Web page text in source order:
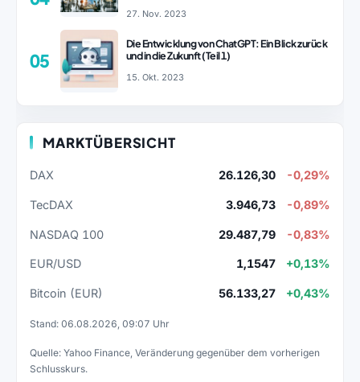
27. Nov. 2023
05
Die Entwicklung von ChatGPT: Ein Blick zurück
und in die Zukunft (Teil 1)
15. Okt. 2023
MARKTÜBERSICHT
DAX 26.126,30 -0,29%
TecDAX 3.946,73 -0,89%
NASDAQ 100 29.487,79 -0,83%
EUR/USD 1,1547 +0,13%
Bitcoin (EUR) 56.133,27 +0,43%
Stand: 06.08.2026, 09:07 Uhr
Quelle: Yahoo Finance, Veränderung gegenüber dem vorherigen
Schlusskurs.